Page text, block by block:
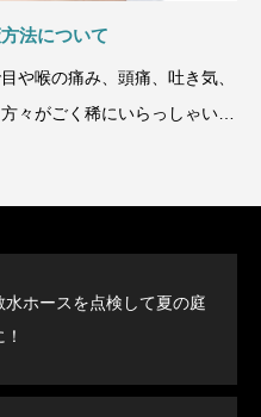
法について
や喉の痛み、頭痛、吐き気、
々がごく稀にいらっしゃいま
水ホースを点検して夏の庭